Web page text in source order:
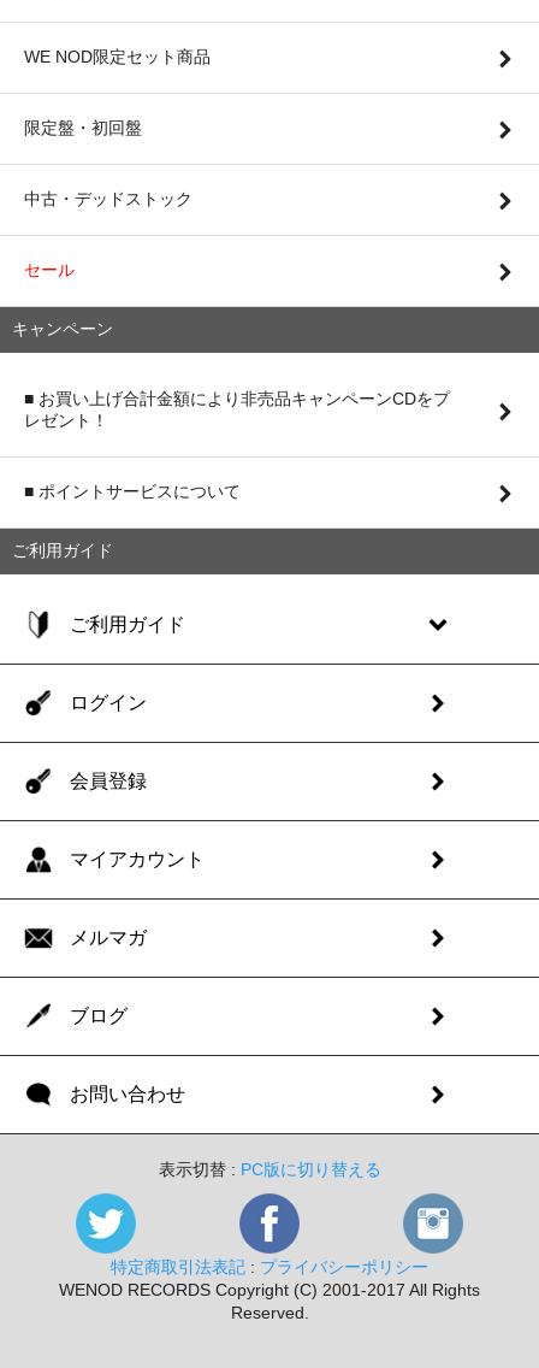
WE NOD限定セット商品
限定盤・初回盤
中古・デッドストック
セール
キャンペーン
■ お買い上げ合計金額により非売品キャンペーンCDをプ
レゼント！
■ ポイントサービスについて
ご利用ガイド
ご利用ガイド
ログイン
会員登録
マイアカウント
メルマガ
ブログ
お問い合わせ
表示切替 : PC版に切り替える
特定商取引法表記 : プライバシーポリシー
WENOD RECORDS Copyright (C) 2001-2017 All Rights
Reserved.